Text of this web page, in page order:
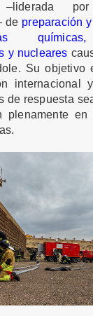
–liderada
de preparación
y nucleares
Su objetivo
internacional
de respuesta
plenamente en